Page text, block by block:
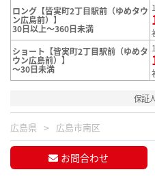
ロング【皆実町2丁目駅前（ゆめタウ
ン広島前）】
30日以上～360日未満
ショート【皆実町2丁目駅前（ゆめタ
ウン広島前）】
～30日未満
保証
広島県 広島市南区
お問合わせ